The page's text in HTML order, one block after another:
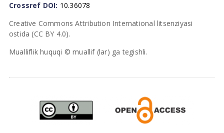
Crossref DOI: 10.36078
Creative Commons Attribution International litsenziyasi
ostida (CC BY 4.0).
Mualliflik huquqi © muallif (lar) ga tegishli.